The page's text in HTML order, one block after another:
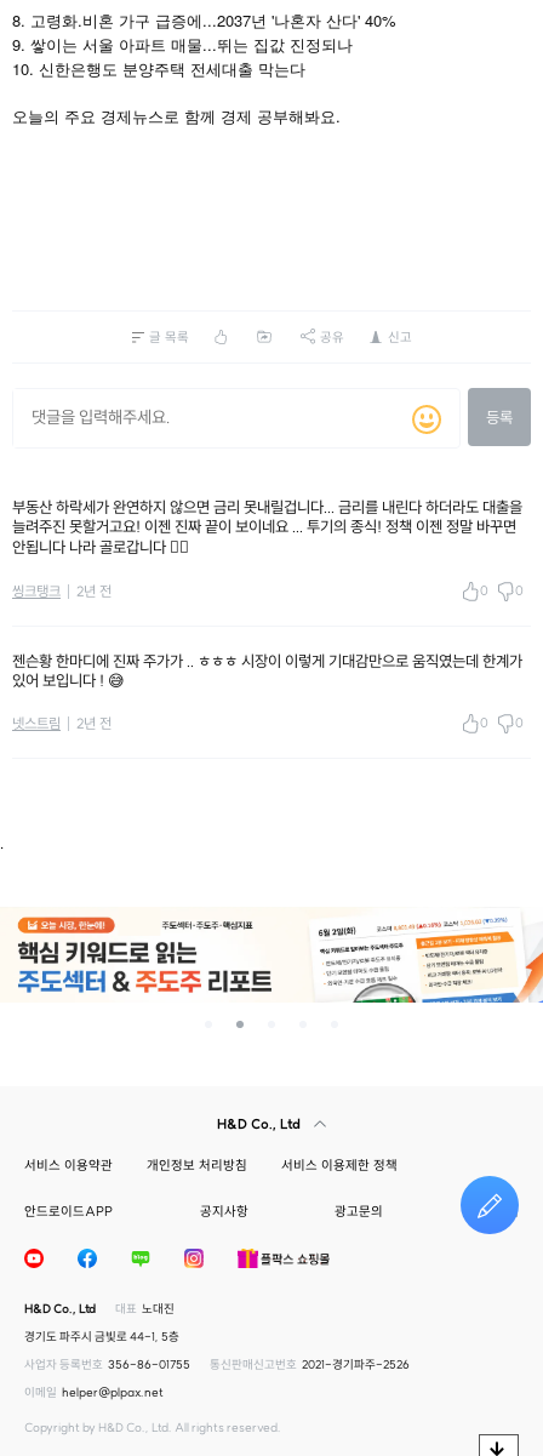
8. 고령화.비혼 가구 급증에...2037년 '나혼자 산다' 40%
9. 쌓이는 서울 아파트 매물...뛰는 집값 진정되나
10. 신한은행도 분양주택 전세대출 막는다
오늘의 주요 경제뉴스로 함께 경제 공부해봐요 .
글 목록 공유 신고
등록
부동산 하락세가 완연하지 않으면 금리 못내릴겁니다... 금리를 내린다 하더라도 대출을
늘려주진 못할거고요! 이젠 진짜 끝이 보이네요 ... 투기의 종식! 정책 이젠 정말 바꾸면
안됩니다 나라 골로갑니다 😮‍💨
씽크탱크 2년 전 0 0
젠슨황 한마디에 진짜 주가가 .. ㅎㅎㅎ 시장이 이렇게 기대감만으로 움직였는데 한계가
있어 보입니다 ! 😅
넷스트림 2년 전 0 0
.
H&D Co., Ltd
서비스 이용약관 개인정보 처리방침 서비스 이용제한 정책
안드로이드APP 공지사항 광고문의 건의하기
H&D Co., Ltd 대표 노대진
경기도 파주시 금빛로 44-1, 5층
사업자 등록번호 356-86-01755 통신판매신고번호 2021-경기파주-2526
이메일 helper@plpax.net
Copyright by H&D Co., Ltd. All rights reserved.